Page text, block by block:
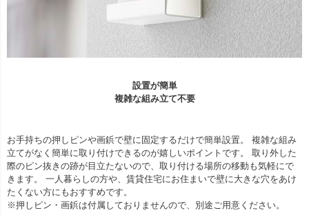
設置が簡単
複雑な組み立て不要
お手持ちの押しピンや画鋲で壁に固定するだけで簡単設置。 複雑な組み
立てがなく簡単に取り付けできるのが嬉しいポイントです。 取り外した
際のピン抜きの跡が目立たないので、取り付ける場所の移動も気軽にで
きます。 一人暮らしの方や、賃貸住宅にお住まいで壁に大きな穴をあけ
たくない方にもおすすめです。
※押しピン・画鋲は付属しておりませんので、別途ご用意ください。